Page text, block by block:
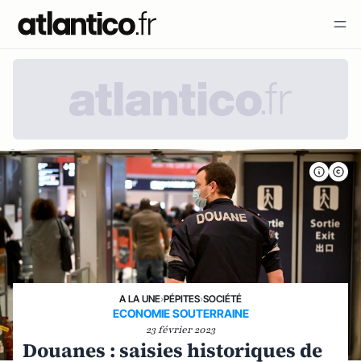
A LA UNE›PÉPITES›SOCIÉTÉ
ECONOMIE SOUTERRAINE
23 février 2023
Douanes : saisies historiques de